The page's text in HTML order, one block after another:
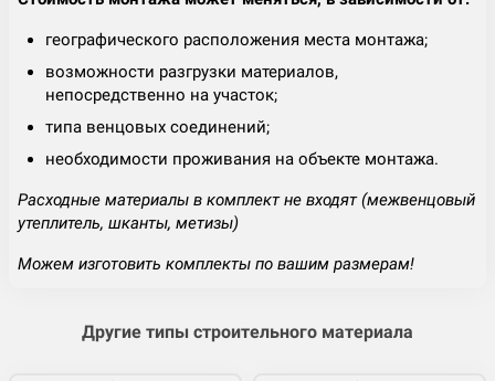
географического расположения места монтажа;
возможности разгрузки материалов,
непосредственно на участок;
типа венцовых соединений;
необходимости проживания на объекте монтажа.
Расходные материалы в комплект не входят (межвенцовый
утеплитель, шканты, метизы)
Можем изготовить комплекты по вашим размерам!
Другие типы строительного материала